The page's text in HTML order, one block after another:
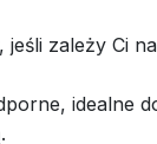
zależy Ci
idealne